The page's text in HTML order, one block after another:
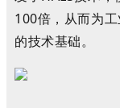
100倍，从而为
的技术基础。